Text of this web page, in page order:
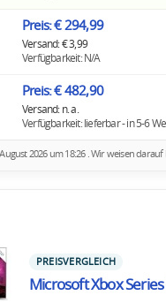
Preis: € 294,99
Versand: € 3,99
Verfügbarkeit: N/A
Preis: € 482,90
Versand: n. a.
Verfügbarkeit: lieferbar - in 5-6
2026 um 18:26 . Wir weisen
PREISVERGLEICH
Microsoft Xbox